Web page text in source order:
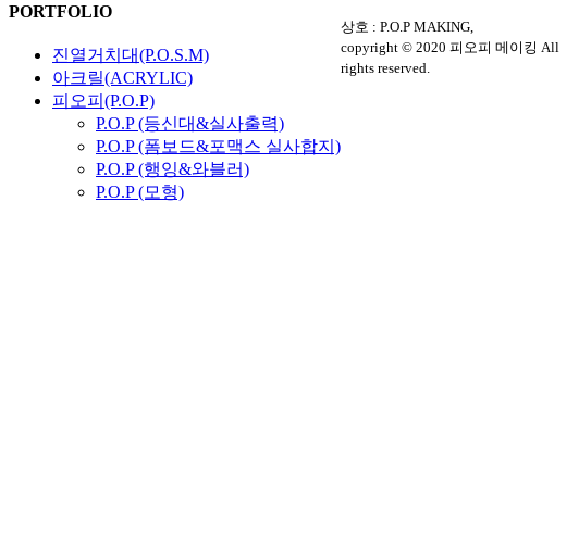
PORTFOLIO
진열거치대(P.O.S.M)
아크릴(ACRYLIC)
피오피(P.O.P)
P.O.P (등신대&실사출력)
P.O.P (폼보드&포맥스 실사합지)
P.O.P (행잉&와블러)
P.O.P (모형)
상호 : P.O.P MAKING,
copyright © 2020 피오피 메이킹 All
rights reserved.